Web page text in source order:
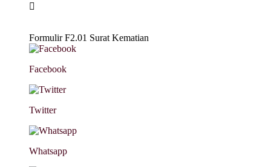
Formulir F2.01 Surat Kematian
Facebook
Twitter
Whatsapp